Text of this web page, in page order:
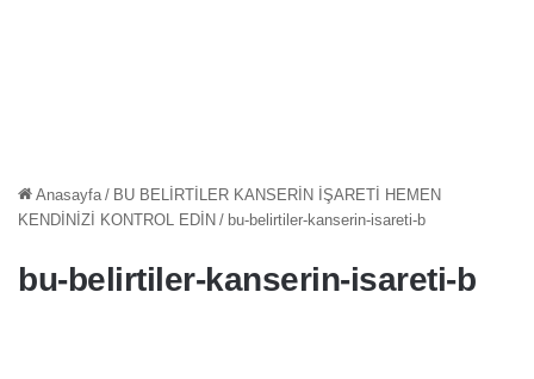
Anasayfa / BU BELİRTİLER KANSERİN İŞARETİ HEMEN
KENDİNİZİ KONTROL EDİN / bu-belirtiler-kanserin-isareti-b
bu-belirtiler-kanserin-isareti-b